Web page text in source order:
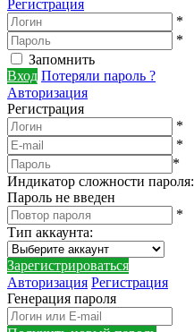
Регистрация
*
*
Запомнить
Вход Потеряли пароль ?
Авторизация
Регистрация
*
*
*
Индикатор сложности пароля:
Пароль не введен
*
Тип аккаунта:
Зарегистрироваться
Авторизация Регистрация
Генерация пароля